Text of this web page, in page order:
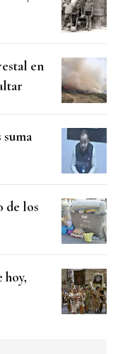
en
de los
hoy,